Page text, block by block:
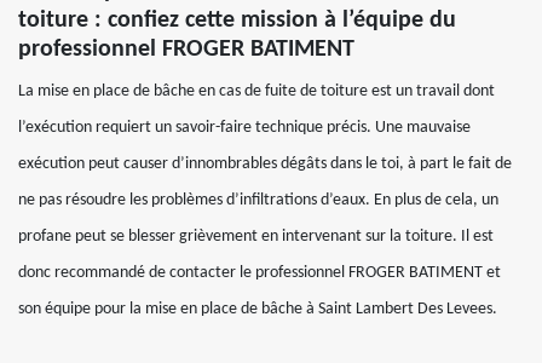
toiture : confiez cette mission à l’équipe du
professionnel FROGER BATIMENT
La mise en place de bâche en cas de fuite de toiture est un travail dont
l’exécution requiert un savoir-faire technique précis. Une mauvaise
exécution peut causer d’innombrables dégâts dans le toi, à part le fait de
ne pas résoudre les problèmes d’infiltrations d’eaux. En plus de cela, un
profane peut se blesser grièvement en intervenant sur la toiture. Il est
donc recommandé de contacter le professionnel FROGER BATIMENT et
son équipe pour la mise en place de bâche à Saint Lambert Des Levees.